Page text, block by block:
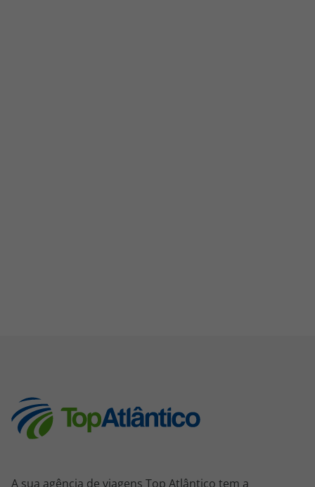
A sua agência de viagens Top Atlântico tem a